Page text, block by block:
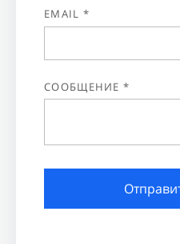
EMAIL *
СООБЩЕНИЕ *